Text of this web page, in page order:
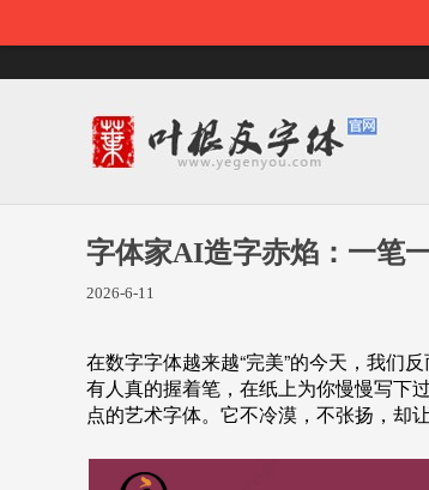
字体家AI造字赤焰：一笔
2026-6-11
在数字字体越来越“完美”的今天，我
有人真的握着笔，在纸上为你慢慢写下过
点的艺术字体。它不冷漠，不张扬，却